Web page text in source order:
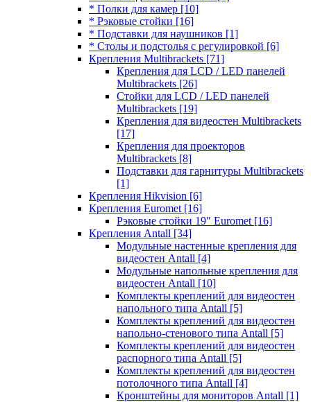
* Полки для камер [10]
* Рэковые стойки [16]
* Подставки для наушников [1]
* Столы и подстолья с регулировкой [6]
Крепления Multibrackets [71]
Крепления для LCD / LED панелей
Multibrackets [26]
Стойки для LCD / LED панелей
Multibrackets [19]
Крепления для видеостен Multibrackets
[17]
Крепления для проекторов
Multibrackets [8]
Подставки для гарнитуры Multibrackets
[1]
Крепления Hikvision [6]
Крепления Euromet [16]
Рэковые стойки 19" Euromet [16]
Крепления Antall [34]
Модульные настенные крепления для
видеостен Antall [4]
Модульные напольные крепления для
видеостен Antall [10]
Комплекты креплений для видеостен
напольного типа Antall [5]
Комплекты креплений для видеостен
напольно-стенового типа Antall [5]
Комплекты креплений для видеостен
распорного типа Antall [5]
Комплекты креплений для видеостен
потолочного типа Antall [4]
Кронштейны для мониторов Antall [1]